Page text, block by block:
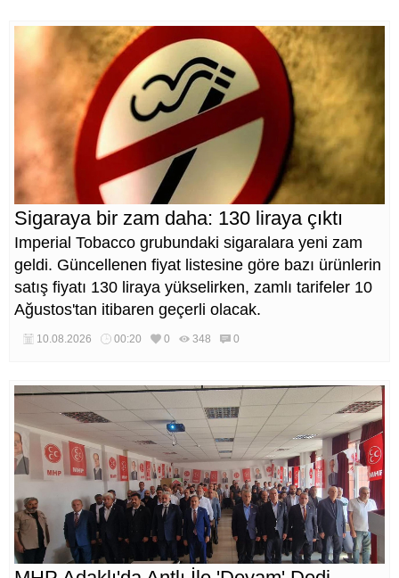
Sigaraya bir zam daha: 130 liraya çıktı
Imperial Tobacco grubundaki sigaralara yeni zam
geldi. Güncellenen fiyat listesine göre bazı ürünlerin
satış fiyatı 130 liraya yükselirken, zamlı tarifeler 10
Ağustos'tan itibaren geçerli olacak.
10.08.2026 00:20 0 348 0